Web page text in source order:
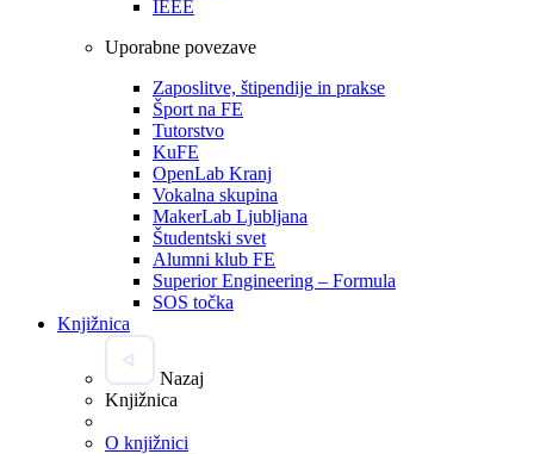
IEEE
Uporabne povezave
Zaposlitve, štipendije in prakse
Šport na FE
Tutorstvo
KuFE
OpenLab Kranj
Vokalna skupina
MakerLab Ljubljana
Študentski svet
Alumni klub FE
Superior Engineering – Formula
SOS točka
Knjižnica
Nazaj
Knjižnica
O knjižnici